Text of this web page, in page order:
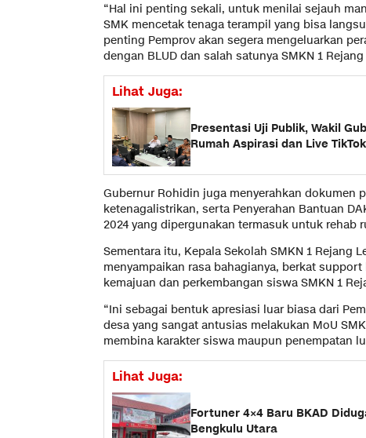
“Hal ini penting sekali, untuk menilai sejauh
SMK mencetak tenaga terampil yang bisa
penting Pemprov akan segera mengeluarkan
dengan BLUD dan salah satunya SMKN 1
Lihat Juga:
Presentasi Uji Publik, Wakil
Rumah Aspirasi dan Live TikTok
Gubernur Rohidin juga menyerahkan dokumen
ketenagalistrikan, serta Penyerahan Bantuan
2024 yang dipergunakan termasuk untuk rehab
Sementara itu, Kepala Sekolah SMKN 1 Rejang
menyampaikan rasa bahagianya, berkat
kemajuan dan perkembangan siswa SMKN 1
“Ini sebagai bentuk apresiasi luar biasa dari
desa yang sangat antusias melakukan MoU
membina karakter siswa maupun penempatan
Lihat Juga:
Fortuner 4×4 Baru BKAD
Bengkulu Utara